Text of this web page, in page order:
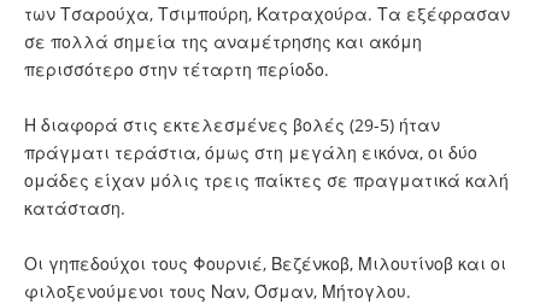
των Τσαρούχα, Τσιμπούρη, Κατραχούρα. Τα εξέφρασαν
σε πολλά σημεία της αναμέτρησης και ακόμη
περισσότερο στην τέταρτη περίοδο.
Η διαφορά στις εκτελεσμένες βολές (29-5) ήταν
πράγματι τεράστια, όμως στη μεγάλη εικόνα, οι δύο
ομάδες είχαν μόλις τρεις παίκτες σε πραγματικά καλή
κατάσταση.
Οι γηπεδούχοι τους Φουρνιέ, Βεζένκοβ, Μιλουτίνοβ και οι
φιλοξενούμενοι τους Ναν, Όσμαν, Μήτογλου.